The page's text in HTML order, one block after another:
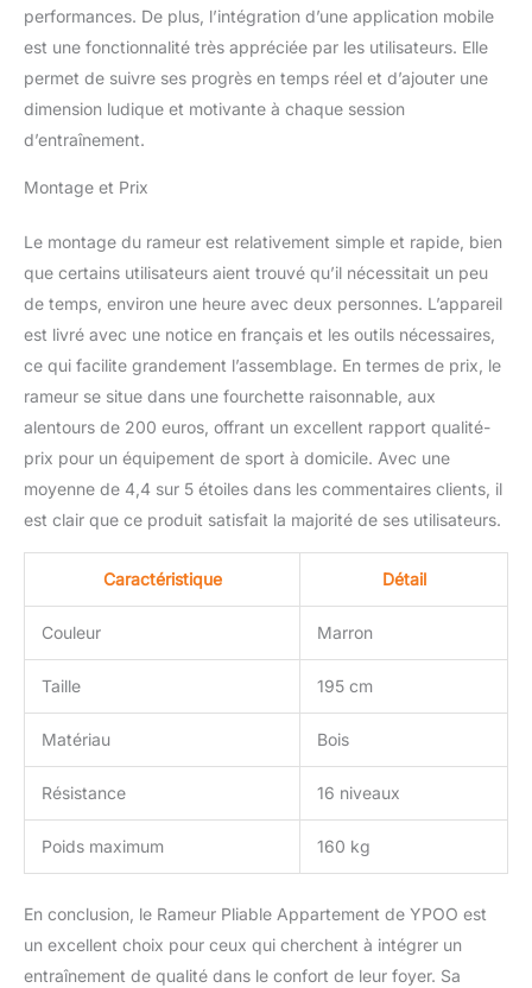
garantir une résistance
expérience de conduite
fluide. Vous pouvez
découvrir des lacs
des instructions
détaillées des entraîneurs
professionnels qui vous
aideront à optimiser
votre mouvement et à
éviter les blessures. Que
que vous souhaitiez
améliorer vos
performances sportives,
l'application Kinomap
d'entraînement à vous
pour vous assurer, que
vous utilisez au mieux
chaque séance
d'entraînement et
atteignez rapidement vos
objectifs de fitness.
YPOO est une marque
remise en forme à la
professionnel. Pour toute
contacter et nous vous
solution satisfaisante.
performances. De plus, l’intégration d’une application mobile
est une fonctionnalité très appréciée par les utilisateurs. Elle
permet de suivre ses progrès en temps réel et d’ajouter une
dimension ludique et motivante à chaque session
d’entraînement.
Montage et Prix
Le montage du rameur est relativement simple et rapide, bien
que certains utilisateurs aient trouvé qu’il nécessitait un peu
de temps, environ une heure avec deux personnes. L’appareil
est livré avec une notice en français et les outils nécessaires,
ce qui facilite grandement l’assemblage. En termes de prix, le
rameur se situe dans une fourchette raisonnable, aux
alentours de 200 euros, offrant un excellent rapport qualité-
prix pour un équipement de sport à domicile. Avec une
moyenne de 4,4 sur 5 étoiles dans les commentaires clients, il
est clair que ce produit satisfait la majorité de ses utilisateurs.
Caractéristique Détail
Couleur Marron
Taille 195 cm
Matériau Bois
Résistance 16 niveaux
Poids maximum 160 kg
En conclusion, le Rameur Pliable Appartement de YPOO est
un excellent choix pour ceux qui cherchent à intégrer un
entraînement de qualité dans le confort de leur foyer. Sa